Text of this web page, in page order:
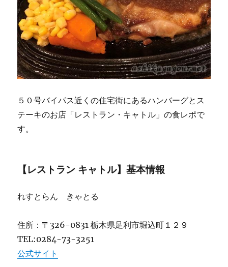
５０号バイパス近くの住宅街にあるハンバーグとス
テーキのお店「レストラン・キャトル」の食レポで
す。
【レストラン キャトル】基本情報
れすとらん きゃとる
住所：〒326-0831 栃木県足利市堀込町１２９
TEL:0284-73-3251
公式サイト